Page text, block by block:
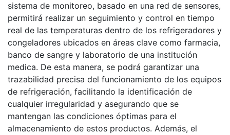
sistema de monitoreo, basado en una red de sensores,
permitirá realizar un seguimiento y control en tiempo
real de las temperaturas dentro de los refrigeradores y
congeladores ubicados en áreas clave como farmacia,
banco de sangre y laboratorio de una institución
medica. De esta manera, se podrá garantizar una
trazabilidad precisa del funcionamiento de los equipos
de refrigeración, facilitando la identificación de
cualquier irregularidad y asegurando que se
mantengan las condiciones óptimas para el
almacenamiento de estos productos. Además, el